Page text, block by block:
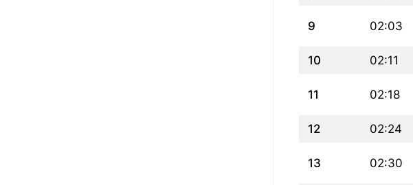
9 02:03
10 02:11
11 02:18
12 02:24
13 02:30